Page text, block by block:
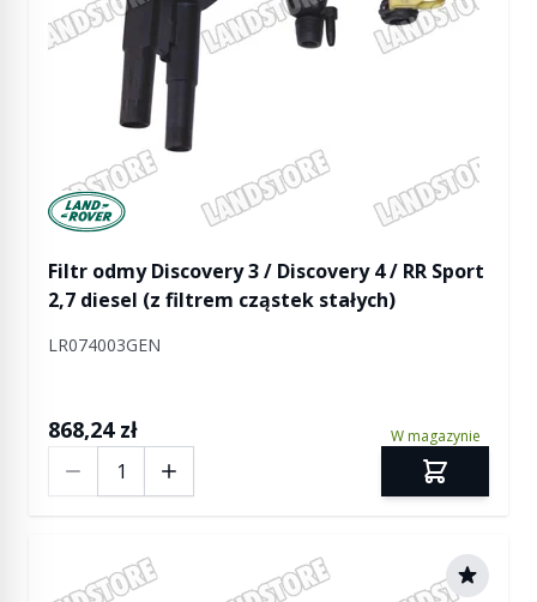
Manufactured by Land rover
Filtr odmy Discovery 3 / Discovery 4 / RR Sport
2,7 diesel (z filtrem cząstek stałych)
LR074003GEN
868,24 zł W magazynie